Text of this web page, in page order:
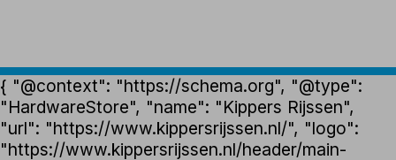
{ "@context": "https://schema.org", "@type":
"HardwareStore", "name": "Kippers Rijssen",
"url": "https://www.kippersrijssen.nl/", "logo":
"https://www.kippersrijssen.nl/header/main-